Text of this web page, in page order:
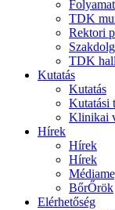
TDK
Rektori
TDK
Kutatás
Kutatás
Kutatási
Klinikai
Hírek
Hírek
Hírek
BőrŐrök
Elérhetőség